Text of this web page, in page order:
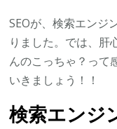
SEOが、検索エンジ
りました。では、肝
んのこっちゃ？って
いきましょう！！
検索エンジ